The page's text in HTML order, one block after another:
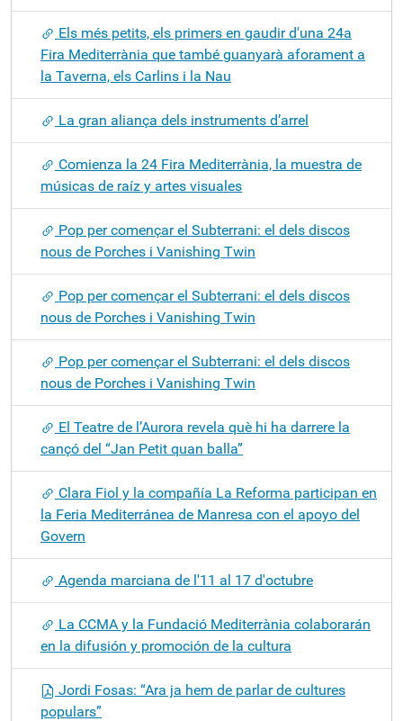
Els més petits, els primers en gaudir d'una 24a
Fira Mediterrània que també guanyarà aforament a
la Taverna, els Carlins i la Nau
La gran aliança dels instruments d’arrel
Comienza la 24 Fira Mediterrània, la muestra de
músicas de raíz y artes visuales
Pop per començar el Subterrani: el dels discos
nous de Porches i Vanishing Twin
Pop per començar el Subterrani: el dels discos
nous de Porches i Vanishing Twin
Pop per començar el Subterrani: el dels discos
nous de Porches i Vanishing Twin
El Teatre de l’Aurora revela què hi ha darrere la
cançó del “Jan Petit quan balla”
Clara Fiol y la compañía La Reforma participan en
la Feria Mediterránea de Manresa con el apoyo del
Govern
Agenda marciana de l'11 al 17 d'octubre
La CCMA y la Fundació Mediterrània colaborarán
en la difusión y promoción de la cultura
Jordi Fosas: “Ara ja hem de parlar de cultures
populars”